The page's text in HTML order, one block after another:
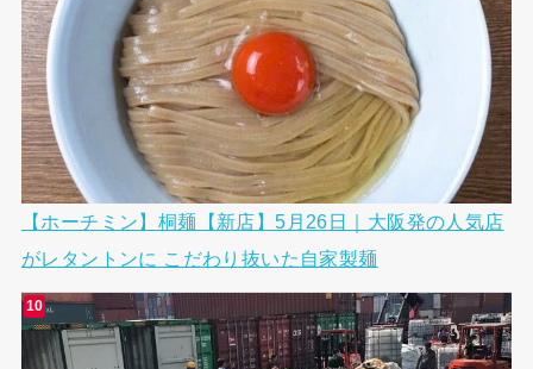
【ホーチミン】桐麺【新店】5月26日｜大阪発の人気店
がレタントンに こだわり抜いた自家製麺